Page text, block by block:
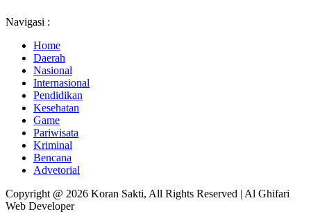
Navigasi :
Home
Daerah
Nasional
Internasional
Pendidikan
Kesehatan
Game
Pariwisata
Kriminal
Bencana
Advetorial
Copyright @ 2026 Koran Sakti, All Rights Reserved | Al Ghifari
Web Developer